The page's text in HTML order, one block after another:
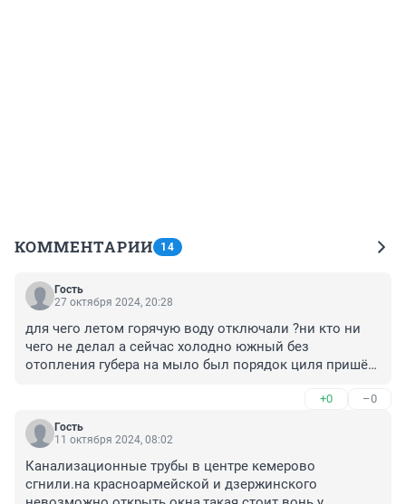
КОММЕНТАРИИ 14
Гость
27 октября 2024, 20:28
для чего летом горячую воду отключали ?ни кто ни
чего не делал а сейчас холодно южный без
отопления губера на мыло был порядок циля пришёл
+0 –0
Гость
11 октября 2024, 08:02
Канализационные трубы в центре кемерово
сгнили.на красноармейской и дзержинского